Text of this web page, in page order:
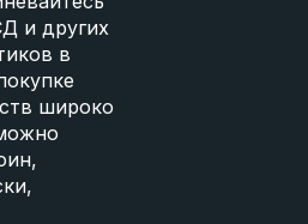
и других
в
широко